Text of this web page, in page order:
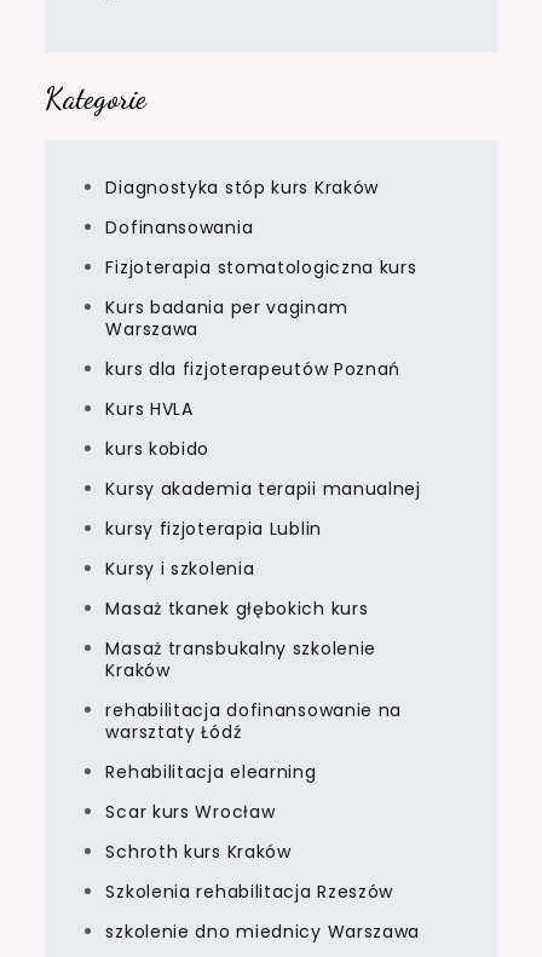
Kategorie
Diagnostyka stóp kurs Kraków
Dofinansowania
Fizjoterapia stomatologiczna kurs
Kurs badania per vaginam
Warszawa
kurs dla fizjoterapeutów Poznań
Kurs HVLA
kurs kobido
Kursy akademia terapii manualnej
kursy fizjoterapia Lublin
Kursy i szkolenia
Masaż tkanek głębokich kurs
Masaż transbukalny szkolenie
Kraków
rehabilitacja dofinansowanie na
warsztaty Łódź
Rehabilitacja elearning
Scar kurs Wrocław
Schroth kurs Kraków
Szkolenia rehabilitacja Rzeszów
szkolenie dno miednicy Warszawa